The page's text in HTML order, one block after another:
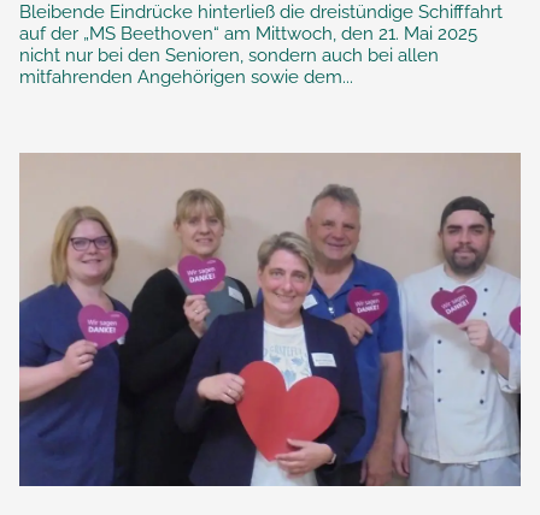
Bleibende Eindrücke hinterließ die dreistündige Schifffahrt
auf der „MS Beethoven“ am Mittwoch, den 21. Mai 2025
nicht nur bei den Senioren, sondern auch bei allen
mitfahrenden Angehörigen sowie dem...